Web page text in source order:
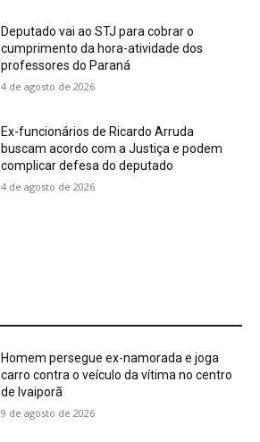
Deputado vai ao STJ para cobrar o
cumprimento da hora-atividade dos
professores do Paraná
4 de agosto de 2026
Ex-funcionários de Ricardo Arruda
buscam acordo com a Justiça e podem
complicar defesa do deputado
4 de agosto de 2026
Homem persegue ex-namorada e joga
carro contra o veículo da vítima no centro
de Ivaiporã
9 de agosto de 2026